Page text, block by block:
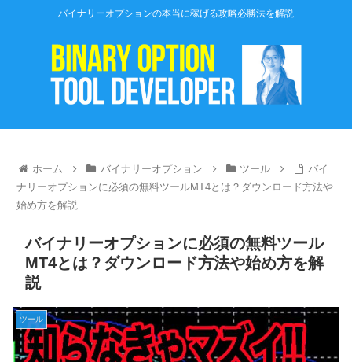
バイナリーオプションの本当に稼げる攻略必勝法を解説
ホーム バイナリーオプション ツール
バイ
ナリーオプションに必須の無料ツールMT4とは？ダウンロード方法や
始め方を解説
バイナリーオプションに必須の無料ツール
MT4とは？ダウンロード方法や始め方を解
説
ツール